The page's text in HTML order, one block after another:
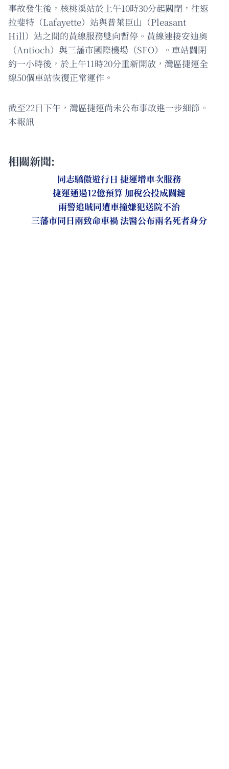
事故發生後，核桃溪站於上午10時30分起關閉，往返
拉斐特（Lafayette）站與普萊臣山（Pleasant
Hill）站之間的黃線服務雙向暫停。黃線連接安迪奧
（Antioch）與三藩市國際機場（SFO）。車站關閉
約一小時後，於上午11時20分重新開放，灣區捷運全
線50個車站恢復正常運作。
截至22日下午，灣區捷運尚未公布事故進一步細節。
本報訊
相關新聞:
同志驕傲遊行日 捷運增車次服務
捷運通過12億預算 加稅公投成關鍵
兩警追賊同遭車撞嫌犯送院不治
三藩市同日兩致命車禍 法醫公布兩名死者身分